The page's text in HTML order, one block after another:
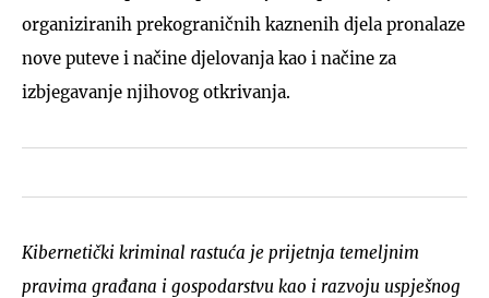
organiziranih prekograničnih kaznenih djela pronalaze
nove puteve i načine djelovanja kao i načine za
izbjegavanje njihovog otkrivanja.
Kibernetički kriminal rastuća je prijetnja temeljnim
pravima građana i gospodarstvu kao i razvoju uspješnog